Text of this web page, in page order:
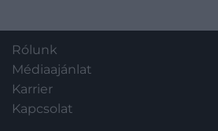
Rólunk
Médiaajánlat
Karrier
Kapcsolat